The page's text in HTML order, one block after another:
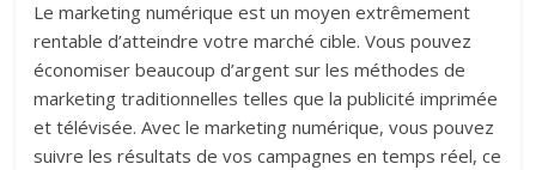
Le marketing numérique est un moyen extrêmement
rentable d’atteindre votre marché cible. Vous pouvez
économiser beaucoup d’argent sur les méthodes de
marketing traditionnelles telles que la publicité imprimée
et télévisée. Avec le marketing numérique, vous pouvez
suivre les résultats de vos campagnes en temps réel, ce